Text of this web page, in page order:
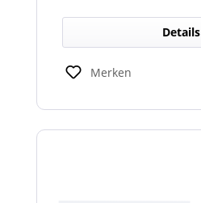
Details
Merken